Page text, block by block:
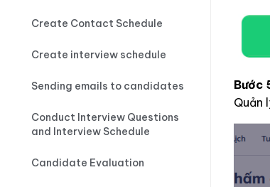
Create Contact Schedule
Create interview schedule
Sending emails to candidates
Conduct Interview Questions
and Interview Schedule
Candidate Evaluation
Bước
Quản